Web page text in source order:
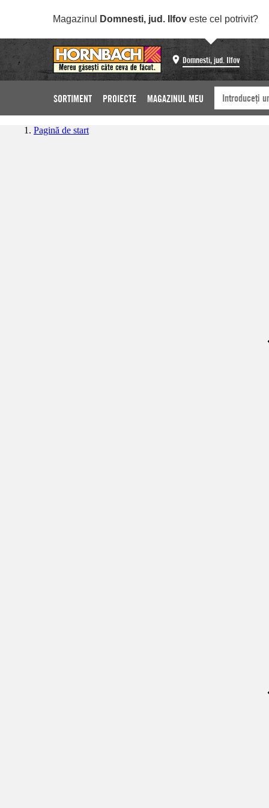
Magazinul Domnesti, jud. Ilfov este cel potrivit?
Domnesti, jud. Ilfov
SORTIMENT PROIECTE MAGAZINUL MEU
Pagină de start